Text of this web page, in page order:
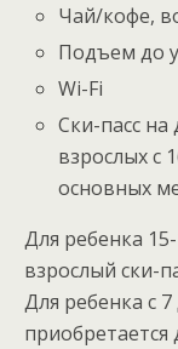
Чай/кофе,
Подъем до
Wi-Fi
Ски-пасс
взрослых с
основных
Для ребенка
взрослый ски-
Для ребенка с
приобретается